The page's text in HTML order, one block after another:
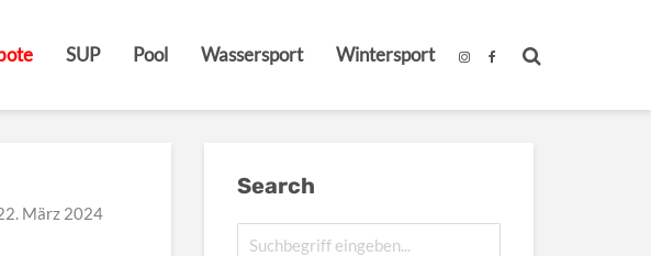
SUP Pool Wassersport Wintersport
März 2024
Search